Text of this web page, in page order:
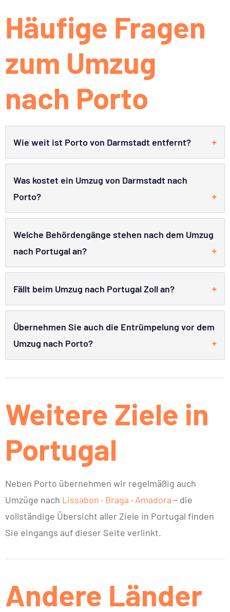
Häufige Fragen
zum Umzug
nach Porto
Wie weit ist Porto von Darmstadt entfernt?
Was kostet ein Umzug von Darmstadt nach
Porto?
Welche Behördengänge stehen nach dem Umzug
nach Portugal an?
Fällt beim Umzug nach Portugal Zoll an?
Übernehmen Sie auch die Entrümpelung vor dem
Umzug nach Porto?
Weitere Ziele in
Portugal
Neben Porto übernehmen wir regelmäßig auch
Umzüge nach Lissabon · Braga · Amadora – die
vollständige Übersicht aller Ziele in Portugal finden
Sie eingangs auf dieser Seite verlinkt.
Andere Länder